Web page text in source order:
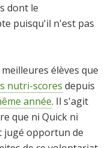
dont le
puisqu'il n'est pas
élèves que
nutri-scores depuis
année. Il s'agit
que ni Quick ni
jugé opportun de